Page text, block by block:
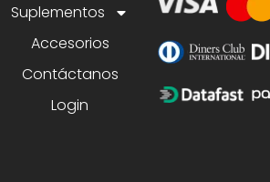
Suplementos
Accesorios
Contáctanos
Login